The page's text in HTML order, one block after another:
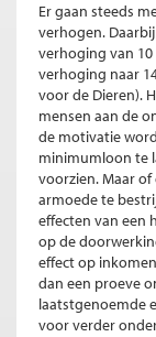
Er gaan steeds
verhogen.
verhoging van 10
verhoging naar
voor de Dieren).
mensen aan de
de motivatie
minimumloon te
voorzien. Maar
armoede te
effecten van een
op de
effect op
dan een proeve
laatstgenoemde
voor verder